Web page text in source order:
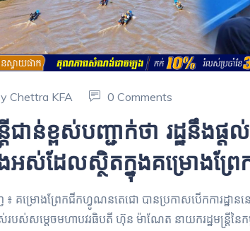
Chettra KFA 0 Comments
រីជាន់ខ្ពស់​បញ្ជាក់ថា រដ្ឋ​នឹ
អស់​​ដែលស្ថិតក្នុងគម្រោងព្
៖ គម្រោងព្រែកជីកហ្វូណនតេជោ​ បាន​ប្រកាស​បើក​ការដ្ឋា
ស់របស់សម្តេចមហាបវរធិបតី ហ៊ុន ម៉ាណែត នាយករដ្ឋមន្ត្រីនៃកម្